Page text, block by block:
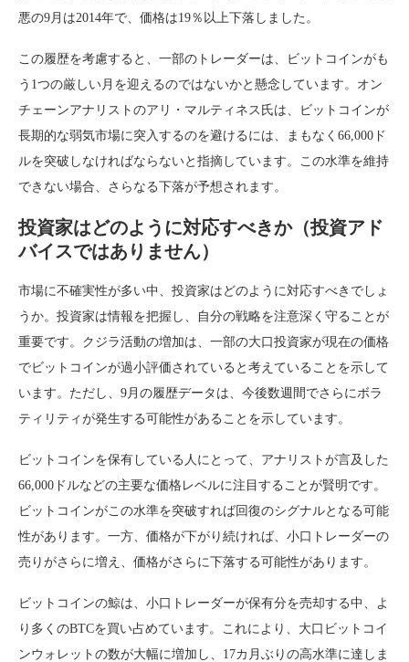
悪の9月は2014年で、価格は19％以上下落しました。
この履歴を考慮すると、一部のトレーダーは、ビットコインがも
う1つの厳しい月を迎えるのではないかと懸念しています。オン
チェーンアナリストのアリ・マルティネス氏は、ビットコインが
長期的な弱気市場に突入するのを避けるには、まもなく66,000ド
ルを突破しなければならないと指摘しています。この水準を維持
できない場合、さらなる下落が予想されます。
投資家はどのように対応すべきか（投資アド
バイスではありません）
市場に不確実性が多い中、投資家はどのように対応すべきでしょ
うか。投資家は情報を把握し、自分の戦略を注意深く守ることが
重要です。クジラ活動の増加は、一部の大口投資家が現在の価格
でビットコインが過小評価されていると考えていることを示して
います。ただし、9月の履歴データは、今後数週間でさらにボラ
ティリティが発生する可能性があることを示しています。
ビットコインを保有している人にとって、アナリストが言及した
66,000ドルなどの主要な価格レベルに注目することが賢明です。
ビットコインがこの水準を突破すれば回復のシグナルとなる可能
性があります。一方、価格が下がり続ければ、小口トレーダーの
売りがさらに増え、価格がさらに下落する可能性があります。
ビットコインの鯨は、小口トレーダーが保有分を売却する中、よ
り多くのBTCを買い占めています。これにより、大口ビットコイ
ンウォレットの数が大幅に増加し、17カ月ぶりの高水準に達しま